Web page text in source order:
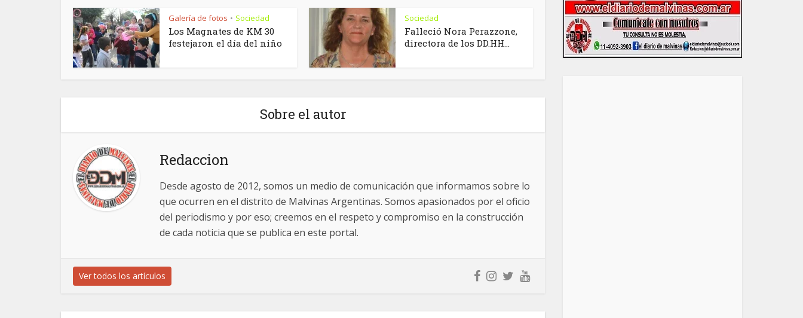
Galería de fotos • Sociedad
Los Magnates de KM 30
festejaron el día del niño
Sociedad
Falleció Nora Perazzone,
directora de los DD.HH...
Sobre el autor
Redaccion
Desde agosto de 2012, somos un medio de comunicación que informamos sobre lo
que ocurren en el distrito de Malvinas Argentinas. Somos apasionados por el oficio
del periodismo y por eso; creemos en el respeto y compromiso en la construcción
de cada noticia que se publica en este portal.
Ver todos los artículos